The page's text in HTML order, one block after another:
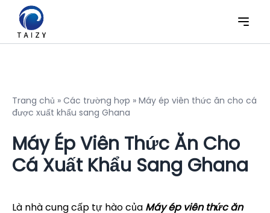
Trang chủ » Các trường hợp » Máy ép viên thức ăn cho cá
được xuất khẩu sang Ghana
Máy Ép Viên Thức Ăn Cho
Cá Xuất Khẩu Sang Ghana
Là nhà cung cấp tự hào của Máy ép viên thức ăn